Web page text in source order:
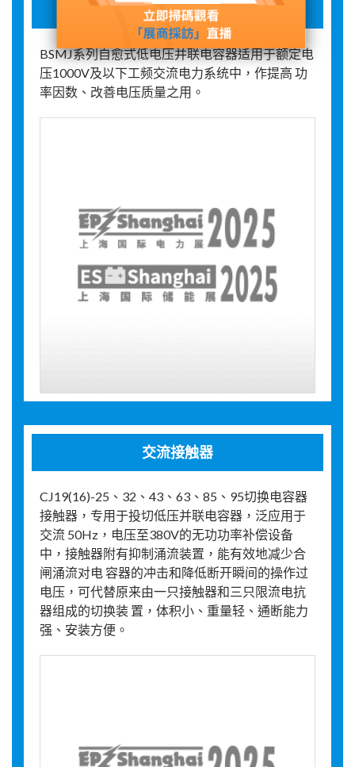
电容器
BSMJ系列自愈式低电压并联电容器适用于额定电
压1000V及以下工频交流电力系统中，作提高 功
率因数、改善电压质量之用。
交流接触器
CJ19(16)-25、32、43、63、85、95切换电容器
接触器，专用于投切低压并联电容器，泛应用于
交流 50Hz，电压至380V的无功功率补偿设备
中，接触器附有抑制涌流装置，能有效地减少合
闸涌流对电 容器的冲击和降低断开瞬间的操作过
电压，可代替原来由一只接触器和三只限流电抗
器组成的切换装 置，体积小、重量轻、通断能力
强、安装方便。